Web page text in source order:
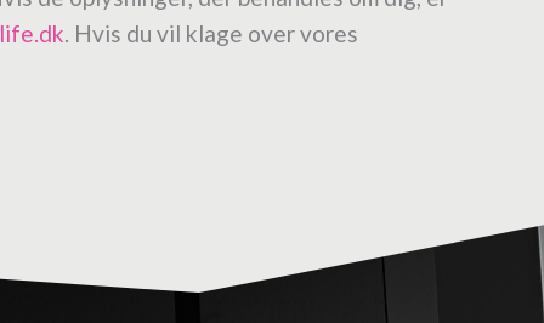
. Hvis du vil klage over vores